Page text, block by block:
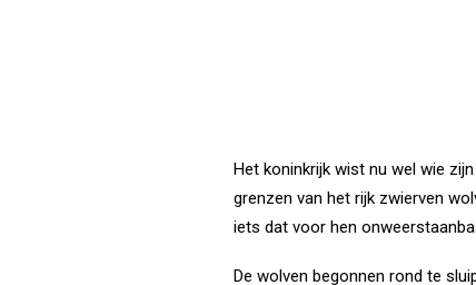
Het koninkrijk wist nu wel wie
grenzen van het rijk zwierven
iets dat voor hen
De wolven begonnen rond te